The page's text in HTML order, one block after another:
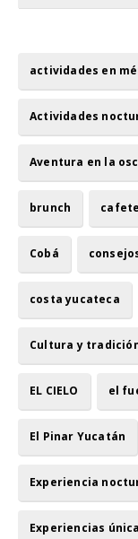
actividades en
Actividades
Aventura en la
brunch
Cobá
costa yucateca
Cultura y
EL CIELO el
El Pinar Yucatán
Experiencia
Experiencias